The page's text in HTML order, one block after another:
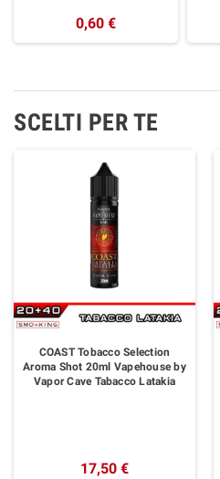
0,60 €
SCELTI PER TE
COAST Tobacco Selection
Aroma Shot 20ml Vapehouse by
Vapor Cave Tabacco Latakia
17,50 €